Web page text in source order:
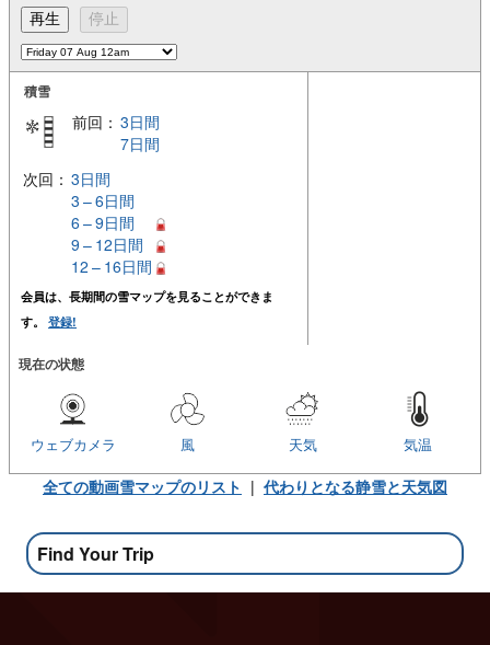
積雪
前回： 3日間
7日間
次回： 3日間
3 – 6日間
6 – 9日間
9 – 12日間
12 – 16日間
会員は、長期間の雪マップを見ることができま
す。 登録!
現在の状態
気温
天気
風
ウェブカメラ
全ての動画雪マップのリスト | 代わりとなる静雪と天気図
Find Your Trip